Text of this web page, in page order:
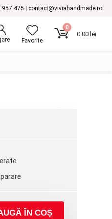
957 475 | contact@viviahandmade.ro
Favorite
0
0.00 lei
ÎN COȘ